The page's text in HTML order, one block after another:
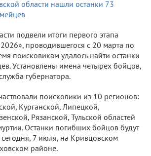
подвели итоги первого этапа
проводившегося с 20 марта по
поисковикам удалось найти останки
Установлены имена четырех бойцов,
губернатора.
поисковики из 10 регионов:
Курганской, Липецкой,
Рязанской, Тульской областей
Останки погибших бойцов будут
7 июля, на Кривцовском
районе.